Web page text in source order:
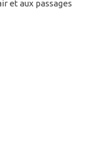
et aux passages